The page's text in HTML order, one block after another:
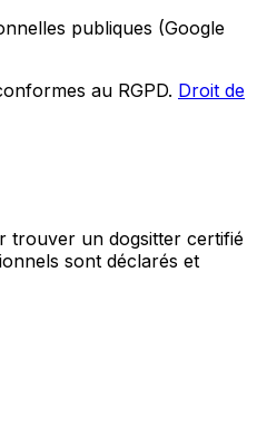
publiques (Google
au RGPD. Droit de
trouver un dogsitter certifié
sont déclarés et